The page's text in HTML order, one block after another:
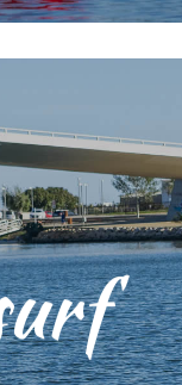
à votre
relaxante,
profiter de
idéale